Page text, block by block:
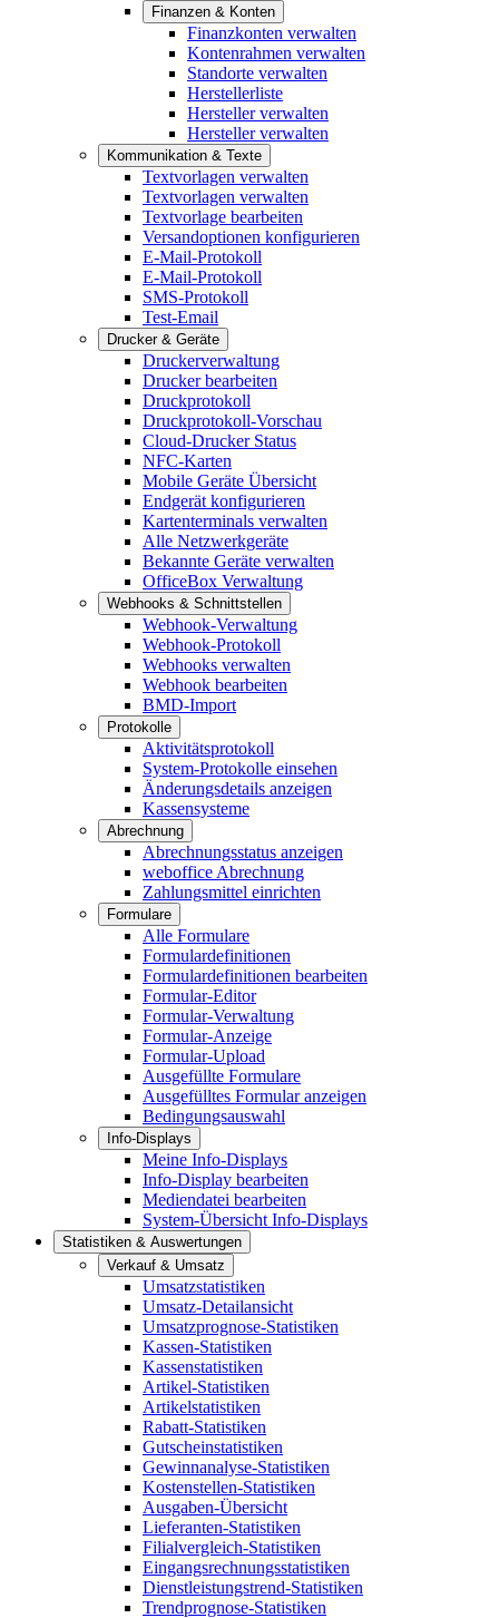
Finanzen & Konten
Finanzkonten verwalten
Kontenrahmen verwalten
Standorte verwalten
Herstellerliste
Hersteller verwalten
Hersteller verwalten
Kommunikation & Texte
Textvorlagen verwalten
Textvorlagen verwalten
Textvorlage bearbeiten
Versandoptionen konfigurieren
E-Mail-Protokoll
E-Mail-Protokoll
SMS-Protokoll
Test-Email
Drucker & Geräte
Druckerverwaltung
Drucker bearbeiten
Druckprotokoll
Druckprotokoll-Vorschau
Cloud-Drucker Status
NFC-Karten
Mobile Geräte Übersicht
Endgerät konfigurieren
Kartenterminals verwalten
Alle Netzwerkgeräte
Bekannte Geräte verwalten
OfficeBox Verwaltung
Webhooks & Schnittstellen
Webhook-Verwaltung
Webhook-Protokoll
Webhooks verwalten
Webhook bearbeiten
BMD-Import
Protokolle
Aktivitätsprotokoll
System-Protokolle einsehen
Änderungsdetails anzeigen
Kassensysteme
Abrechnung
Abrechnungsstatus anzeigen
weboffice Abrechnung
Zahlungsmittel einrichten
Formulare
Alle Formulare
Formulardefinitionen
Formulardefinitionen bearbeiten
Formular-Editor
Formular-Verwaltung
Formular-Anzeige
Formular-Upload
Ausgefüllte Formulare
Ausgefülltes Formular anzeigen
Bedingungsauswahl
Info-Displays
Meine Info-Displays
Info-Display bearbeiten
Mediendatei bearbeiten
System-Übersicht Info-Displays
Statistiken & Auswertungen
Verkauf & Umsatz
Umsatzstatistiken
Umsatz-Detailansicht
Umsatzprognose-Statistiken
Kassen-Statistiken
Kassenstatistiken
Artikel-Statistiken
Artikelstatistiken
Rabatt-Statistiken
Gutscheinstatistiken
Gewinnanalyse-Statistiken
Kostenstellen-Statistiken
Ausgaben-Übersicht
Lieferanten-Statistiken
Filialvergleich-Statistiken
Eingangsrechnungsstatistiken
Dienstleistungstrend-Statistiken
Trendprognose-Statistiken